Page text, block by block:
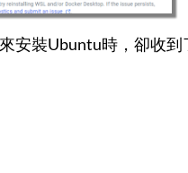
安裝Ubuntu時，卻收到